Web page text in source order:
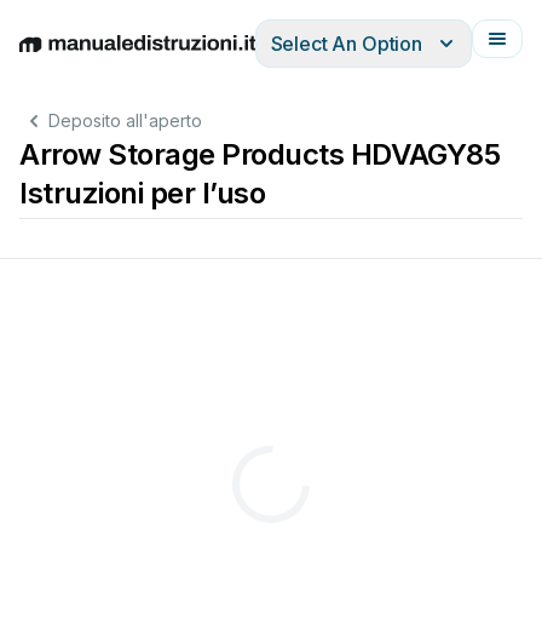
EnglishDeutschEspañolItalianoFrançais
Select An Option
Deposito all'aperto
Arrow Storage Products HDVAGY85
Istruzioni per l’uso